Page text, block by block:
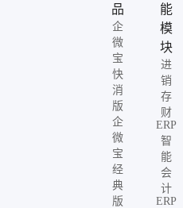
品
企
微
宝
快
消
版
企
微
宝
经
典
版
能
模
块
进
销
存
财
ERP
智
能
会
计
ERP